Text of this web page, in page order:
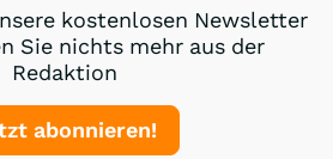
kostenlosen Newsletter
Sie nichts mehr aus der
Redaktion
abonnieren!